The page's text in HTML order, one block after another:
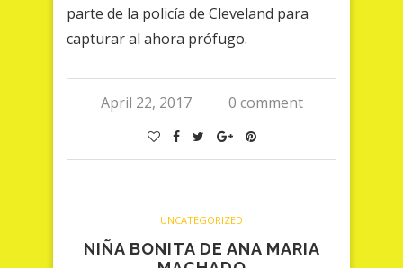
parte de la policía de Cleveland para
capturar al ahora prófugo.
April 22, 2017 0 comment
UNCATEGORIZED
NIÑA BONITA DE ANA MARIA